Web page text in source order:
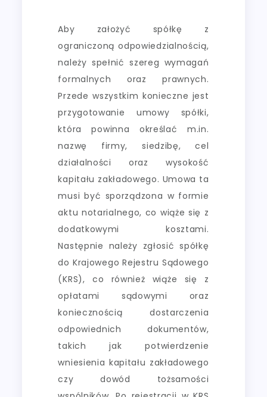
Aby założyć spółkę z
ograniczoną odpowiedzialnością,
należy spełnić szereg wymagań
formalnych oraz prawnych.
Przede wszystkim konieczne jest
przygotowanie umowy spółki,
która powinna określać m.in.
nazwę firmy, siedzibę, cel
działalności oraz wysokość
kapitału zakładowego. Umowa ta
musi być sporządzona w formie
aktu notarialnego, co wiąże się z
dodatkowymi kosztami.
Następnie należy zgłosić spółkę
do Krajowego Rejestru Sądowego
(KRS), co również wiąże się z
opłatami sądowymi oraz
koniecznością dostarczenia
odpowiednich dokumentów,
takich jak potwierdzenie
wniesienia kapitału zakładowego
czy dowód tożsamości